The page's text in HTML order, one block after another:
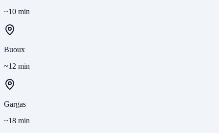
~10 min
Buoux
~12 min
Gargas
~18 min